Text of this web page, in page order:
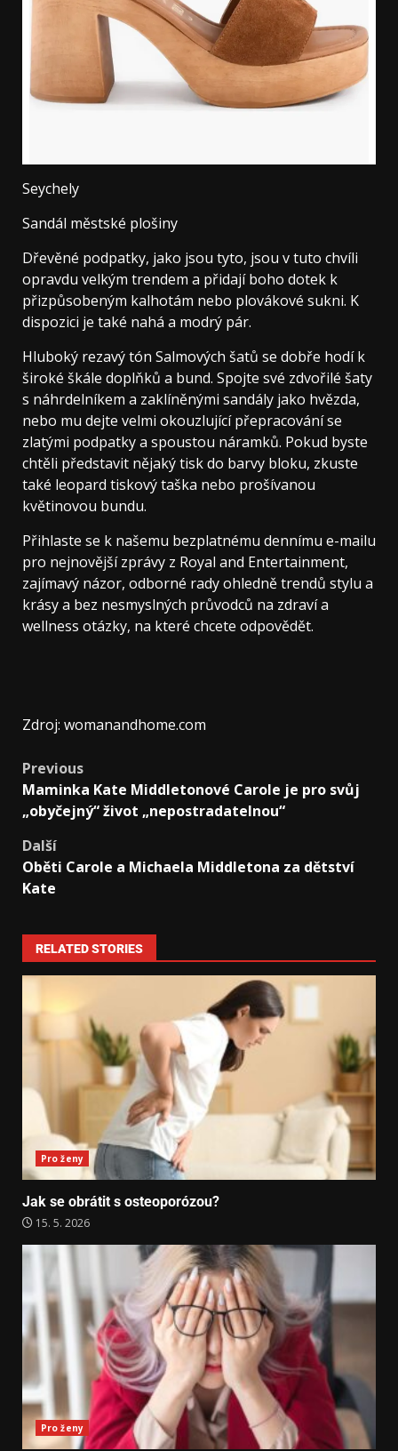
Seychely
Sandál městské plošiny
Dřevěné podpatky, jako jsou tyto, jsou v tuto chvíli
opravdu velkým trendem a přidají boho dotek k
přizpůsobeným kalhotám nebo plovákové sukni. K
dispozici je také nahá a modrý pár.
Hluboký rezavý tón Salmových šatů se dobře hodí k
široké škále doplňků a bund. Spojte své zdvořilé šaty
s náhrdelníkem a zaklíněnými sandály jako hvězda,
nebo mu dejte velmi okouzlující přepracování se
zlatými podpatky a spoustou náramků. Pokud byste
chtěli představit nějaký tisk do barvy bloku, zkuste
také leopard tiskový taška nebo prošívanou
květinovou bundu.
Přihlaste se k našemu bezplatnému dennímu e-mailu
pro nejnovější zprávy z Royal and Entertainment,
zajímavý názor, odborné rady ohledně trendů stylu a
krásy a bez nesmyslných průvodců na zdraví a
wellness otázky, na které chcete odpovědět.
Zdroj: womanandhome.com
Previous
Maminka Kate Middletonové Carole je pro svůj
„obyčejný“ život „nepostradatelnou“
Další
Oběti Carole a Michaela Middletona za dětství
Kate
RELATED STORIES
Pro ženy
Jak se obrátit s osteoporózou?
15. 5. 2026
Pro ženy